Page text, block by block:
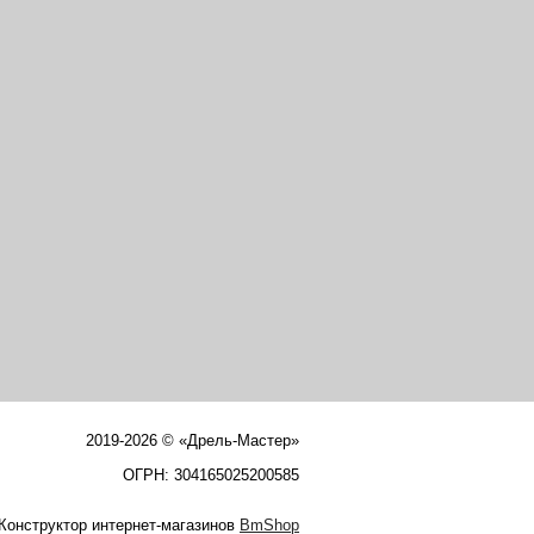
2019-2026 © «Дрель-Мастер»
ОГРН: 304165025200585
интернет-магазинов BmShop